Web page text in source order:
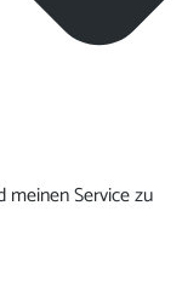
meinen Service zu